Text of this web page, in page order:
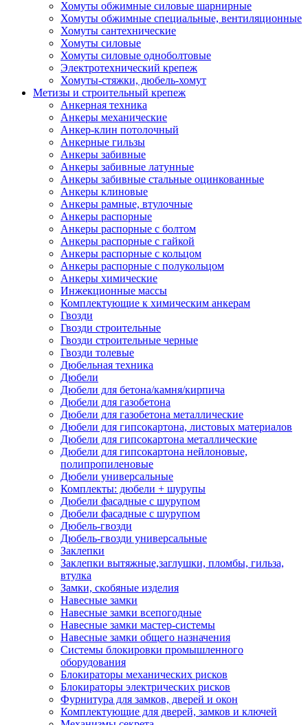
Хомуты обжимные силовые шарнирные
Хомуты обжимные специальные, вентиляционные
Хомуты сантехнические
Хомуты силовые
Хомуты силовые одноболтовые
Электротехнический крепеж
Хомуты-стяжки, дюбель-хомут
Метизы и строительный крепеж
Анкерная техника
Анкеры механические
Анкер-клин потолочный
Анкерные гильзы
Анкеры забивные
Анкеры забивные латунные
Анкеры забивные стальные оцинкованные
Анкеры клиновые
Анкеры рамные, втулочные
Анкеры распорные
Анкеры распорные с болтом
Анкеры распорные с гайкой
Анкеры распорные с кольцом
Анкеры распорные с полукольцом
Анкеры химические
Инжекционные массы
Комплектующие к химическим анкерам
Гвозди
Гвозди строительные
Гвозди строительные черные
Гвозди толевые
Дюбельная техника
Дюбели
Дюбели для бетона/камня/кирпича
Дюбели для газобетона
Дюбели для газобетона металлические
Дюбели для гипсокартона, листовых материалов
Дюбели для гипсокартона металлические
Дюбели для гипсокартона нейлоновые,
полипропиленовые
Дюбели универсальные
Комплекты: дюбели + шурупы
Дюбели фасадные с шурупом
Дюбели фасадные с шурупом
Дюбель-гвозди
Дюбель-гвозди универсальные
Заклепки
Заклепки вытяжные,заглушки, пломбы, гильза,
втулка
Замки, скобяные изделия
Навесные замки
Навесные замки всепогодные
Навесные замки мастер-системы
Навесные замки общего назначения
Системы блокировки промышленного
оборудования
Блокираторы механических рисков
Блокираторы электрических рисков
Фурнитура для замков, дверей и окон
Комплектующие для дверей, замков и ключей